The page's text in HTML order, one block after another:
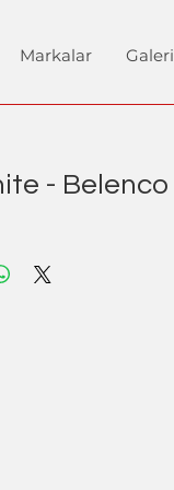
Markalar Galeri
- Belenco